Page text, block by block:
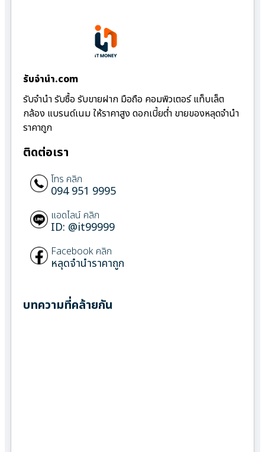
รับจํานํา.com
รับจำนำ รับซื้อ รับขายฝาก มือถือ คอมพิวเตอร์ แท็บเล็ต
กล้อง แบรนด์เนม ให้ราคาสูง ดอกเบี้ยต่ำ ขายของหลุดจำนำ
ราคาถูก
ติดต่อเรา
โทร คลิก
094 951 9995
แอดไลน์ คลิก
ID: @it99999
Facebook คลิก
หลุดจำนำราคาถูก
บทความที่คล้ายกัน